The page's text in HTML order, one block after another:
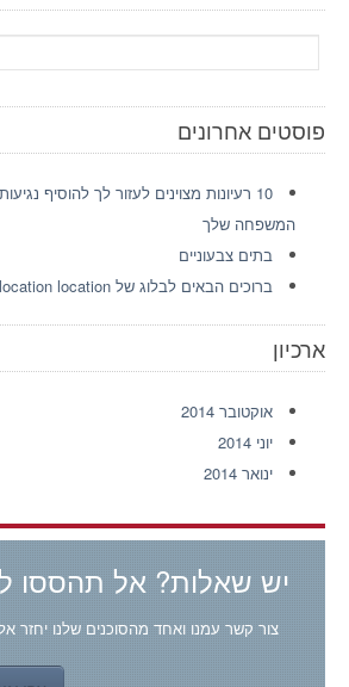
פוסטים אחרונים
10 רעיונות מצוינים לעזור לך להוסיף
המשפחה שלך
בתים צבעוניים
ברוכים הבאים לבלוג של location location
ארכיון
אוקטובר 2014
יוני 2014
ינואר 2014
יש שאלות? אל תהססו
צור קשר עמנו ואחד מהסוכנים שלנו יחזר